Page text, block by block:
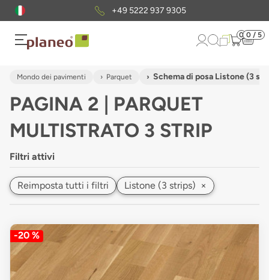
Pacchetto di campioni
0 0 / 5
Mondo dei pavimenti Parquet Schema di posa Listone (3
PAGINA 2 | PARQUET
MULTISTRATO 3 STRIP
Filtri attivi
Reimposta tutti i filtri Listone (3 strips) ×
-20 %